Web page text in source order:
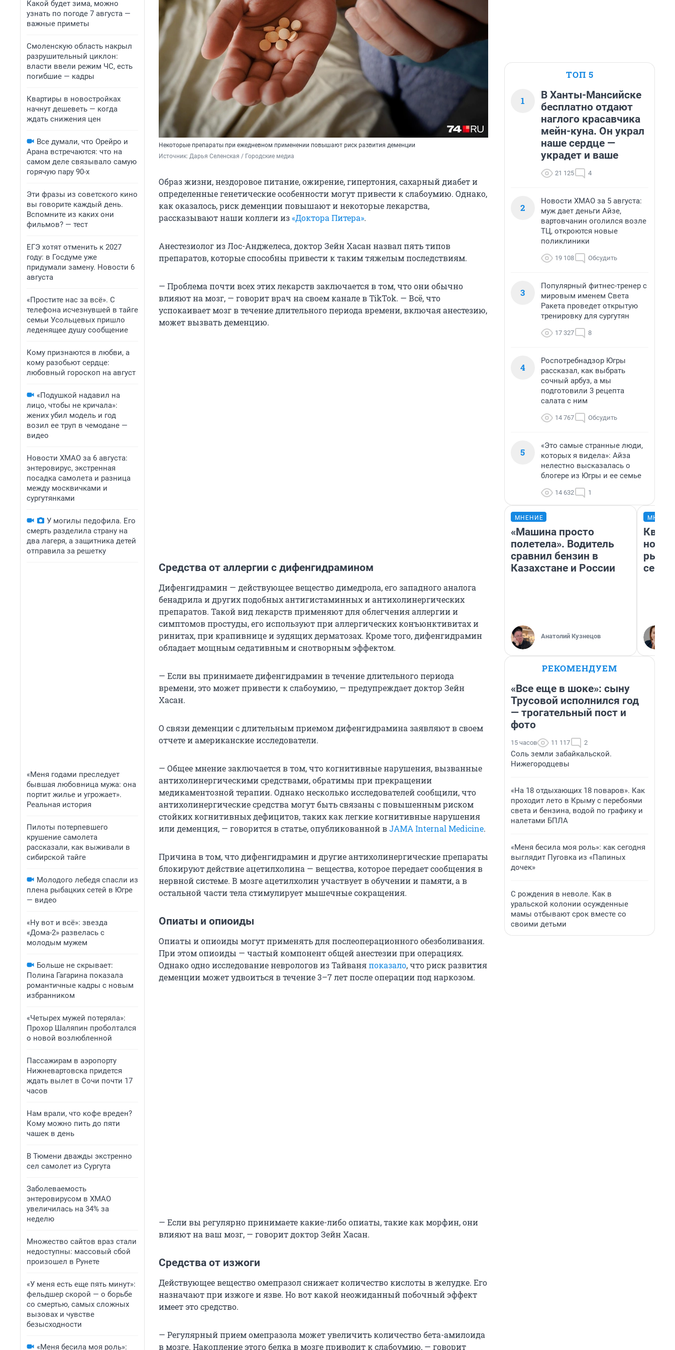
Какой будет зима, можно
узнать по погоде 7 августа —
важные приметы
Смоленскую область накрыл
разрушительный циклон:
власти ввели режим ЧС, есть
погибшие — кадры
Квартиры в новостройках
начнут дешеветь — когда
ждать снижения цен
Все думали, что Орейро и
Арана встречаются: что на
самом деле связывало самую
горячую пару 90-х
Эти фразы из советского кино
вы говорите каждый день.
Вспомните из каких они
фильмов? — тест
ЕГЭ хотят отменить к 2027
году: в Госдуме уже
придумали замену. Новости 6
августа
«Простите нас за всё». С
телефона исчезнувшей в тайге
семьи Усольцевых пришло
леденящее душу сообщение
Кому признаются в любви, а
кому разобьют сердце:
любовный гороскоп на август
«Подушкой надавил на
лицо, чтобы не кричала»:
жених убил модель и год
возил ее труп в чемодане —
видео
Новости ХМАО за 6 августа:
энтеровирус, экстренная
посадка самолета и разница
между москвичками и
сургутянками
У могилы педофила. Его
смерть разделила страну на
два лагеря, а защитника детей
отправила за решетку
«Меня годами преследует
бывшая любовница мужа: она
портит жилье и угрожает».
Реальная история
Пилоты потерпевшего
крушение самолета
рассказали, как выживали в
сибирской тайге
Молодого лебедя спасли из
плена рыбацких сетей в Югре
— видео
«Ну вот и всё»: звезда
«Дома-2» развелась с
молодым мужем
Больше не скрывает:
Полина Гагарина показала
романтичные кадры с новым
избранником
«Четырех мужей потеряла»:
Прохор Шаляпин проболтался
о новой возлюбленной
Пассажирам в аэропорту
Нижневартовска придется
ждать вылет в Сочи почти 17
часов
Нам врали, что кофе вреден?
Кому можно пить до пяти
чашек в день
В Тюмени дважды экстренно
сел самолет из Сургута
Заболеваемость
энтеровирусом в ХМАО
увеличилась на 34% за
неделю
Множество сайтов враз стали
недоступны: массовый сбой
произошел в Рунете
«У меня есть еще пять минут»:
фельдшер скорой — о борьбе
со смертью, самых сложных
вызовах и чувстве
безысходности
«Меня бесила моя роль»:
Некоторые препараты при ежедневном применении повышают риск развития деменции
Источник: Дарья Селенская / Городские медиа
Образ жизни, нездоровое питание, ожирение, гипертония, сахарный диабет и
определенные генетические особенности могут привести к слабоумию. Однако,
как оказалось, риск деменции повышают и некоторые лекарства,
рассказывают наши коллеги из«Доктора Питера».
Анестезиолог из Лос-Анджелеса, доктор Зейн Хасан назвал пять типов
препаратов, которые способны привести к таким тяжелым последствиям.
— Проблема почти всех этих лекарств заключается в том, что они обычно
влияют на мозг, — говорит врач на своем канале в TikTok. — Всё, что
успокаивает мозг в течение длительного периода времени, включая анестезию,
может вызвать деменцию.
Средства от аллергии с дифенгидрамином
Дифенгидрамин — действующее вещество димедрола, его западного аналога
бенадрила и других подобных антигистаминных и антихолинергических
препаратов. Такой вид лекарств применяют для облегчения аллергии и
симптомов простуды, его используют при аллергических конъюнктивитах и
ринитах, при крапивнице и зудящих дерматозах. Кроме того, дифенгидрамин
обладает мощным седативным и снотворным эффектом.
— Если вы принимаете дифенгидрамин в течение длительного периода
времени, это может привести к слабоумию, — предупреждает доктор Зейн
Хасан.
О связи деменции с длительным приемом дифенгидрамина заявляют в своем
отчете и американские исследователи.
— Общее мнение заключается в том, что когнитивные нарушения, вызванные
антихолинергическими средствами, обратимы при прекращении
медикаментозной терапии. Однако несколько исследователей сообщили, что
антихолинергические средства могут быть связаны с повышенным риском
стойких когнитивных дефицитов, таких как легкие когнитивные нарушения
или деменция, — говорится в статье, опубликованной вJAMA Internal Medicine.
Причина в том, что дифенгидрамин и другие антихолинергические препараты
блокируют действие ацетилхолина — вещества, которое передает сообщения в
нервной системе. В мозге ацетилхолин участвует в обучении и памяти, а в
остальной части тела стимулирует мышечные сокращения.
Опиаты и опиоиды
Опиаты и опиоиды могут применять для послеоперационного обезболивания.
При этом опиоиды — частый компонент общей анестезии при операциях.
Однако одно исследование неврологов из Тайваняпоказало, что риск развития
деменции может удвоиться в течение 3–7 лет после операции под наркозом.
— Если вы регулярно принимаете какие-либо опиаты, такие как морфин, они
влияют на ваш мозг, — говорит доктор Зейн Хасан.
Средства от изжоги
Действующее вещество омепразол снижает количество кислоты в желудке. Его
назначают при изжоге и язве. Но вот какой неожиданный побочный эффект
имеет это средство.
— Регулярный прием омепразола может увеличить количество бета-амилоида
в мозге. Накопление этого белка в мозге приводит к слабоумию, — говорит
ТОП 5
1
В Ханты-Мансийске
бесплатно отдают
наглого красавчика
мейн-куна. Он украл
наше сердце —
украдет и ваше
21 125 4
2
Новости ХМАО за 5 августа:
муж дает деньги Айзе,
вартовчанин оголился возле
ТЦ, откроются новые
поликлиники
19 108 Обсудить
3
Популярный фитнес-тренер с
мировым именем Света
Ракета проведет открытую
тренировку для сургутян
17 327 8
4
Роспотребнадзор Югры
рассказал, как выбрать
сочный арбуз, а мы
подготовили 3 рецепта
салата с ним
14 767 Обсудить
5
«Это самые странные люди,
которых я видела»: Айза
нелестно высказалась о
блогере из Югры и ее семье
14 632 1
МНЕНИЕ
«Машина просто
полетела». Водитель
сравнил бензин в
Казахстане и России
Анатолий Кузнецов
но
РЕКОМЕНДУЕМ
«Все еще в шоке»: сыну
Трусовой исполнился год
— трогательный пост и
фото
15 часов 11 117 2
Соль земли забайкальской.
Нижегородцевы
«На 18 отдыхающих 18 поваров». Как
проходит лето в Крыму с перебоями
света и бензина, водой по графику и
налетами БПЛА
«Меня бесила моя роль»: как сегодня
выглядит Пуговка из «Папиных
дочек»
С рождения в неволе. Как в
уральской колонии осужденные
мамы отбывают срок вместе со
своими детьми